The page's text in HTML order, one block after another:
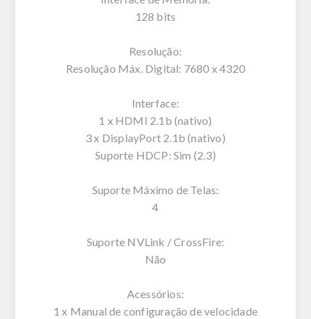
128 bits
Resolução:
Resolução Máx. Digital: 7680 x 4320
Interface:
1 x HDMI 2.1b (nativo)
3 x DisplayPort 2.1b (nativo)
Suporte HDCP: Sim (2.3)
Suporte Máximo de Telas:
4
Suporte NVLink / CrossFire:
Não
Acessórios:
1 x Manual de configuração de velocidade